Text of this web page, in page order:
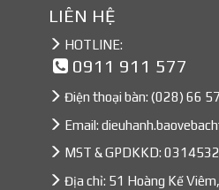
LIÊN HỆ
HOTLINE:
0911 911 577
Điện thoại bàn: (028) 66
Email:
MST & GPDKKD:
Địa chỉ: 51 Hoàng Kế